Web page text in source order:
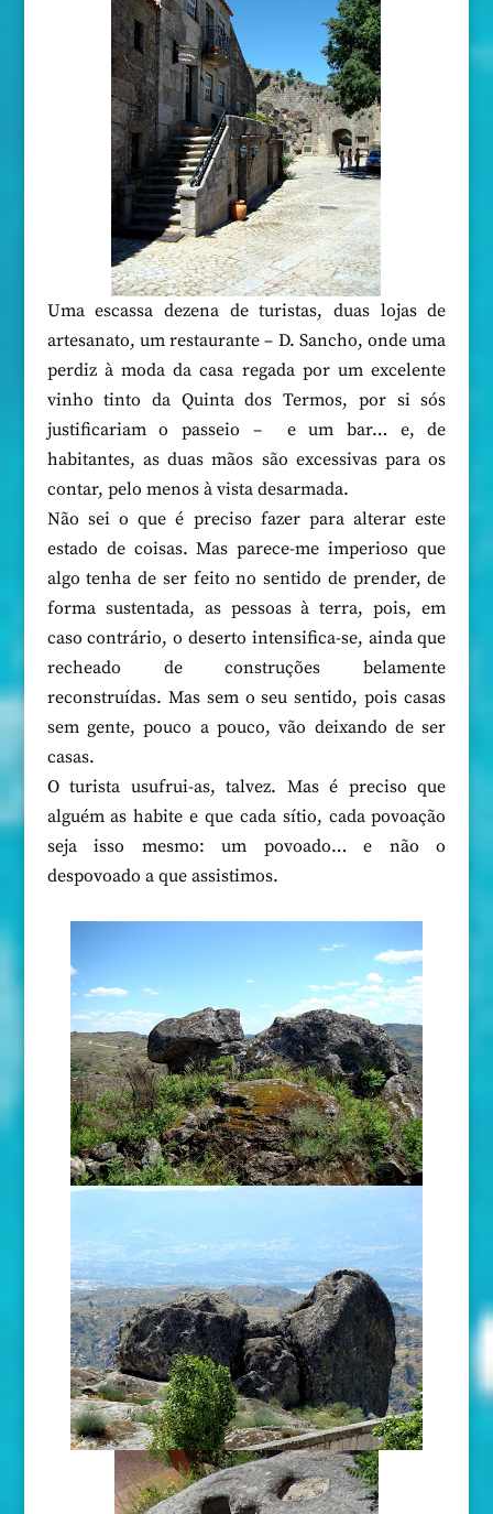
Uma escassa dezena de turistas, duas lojas de
artesanato, um restaurante – D. Sancho, onde uma
perdiz à moda da casa regada por um excelente
vinho tinto da Quinta dos Termos, por si sós
justificariam o passeio – e um bar… e, de
habitantes, as duas mãos são excessivas para os
contar, pelo menos à vista desarmada.
Não sei o que é preciso fazer para alterar este
estado de coisas. Mas parece-me imperioso que
algo tenha de ser feito no sentido de prender, de
forma sustentada, as pessoas à terra, pois, em
caso contrário, o deserto intensifica-se, ainda que
recheado de construções belamente
reconstruídas. Mas sem o seu sentido, pois casas
sem gente, pouco a pouco, vão deixando de ser
casas.
O turista usufrui-as, talvez. Mas é preciso que
alguém as habite e que cada sítio, cada povoação
seja isso mesmo: um povoado… e não o
despovoado a que assistimos.